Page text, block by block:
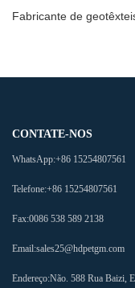
CONTATE-NOS
WhatsApp:+86 15254807561
Telefone:+86 15254807561
Fax:0086 538 589 2138
Email:sales25@hdpetgm.com
Endereço:Não. 588 Rua Baizi,